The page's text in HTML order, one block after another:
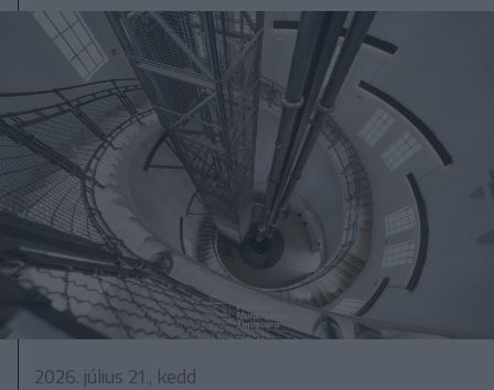
2026. július 21., kedd